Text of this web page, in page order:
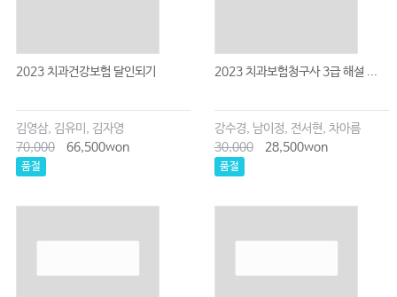
2023 치과건강보험 달인되기
김영삼, 김유미, 김자영
70,000
66,500won
품절
2023 치과보험청구사 3급 해설 ...
강수경, 남이정, 전서현, 차아름
30,000
28,500won
품절